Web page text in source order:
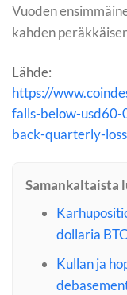
Vuoden
kahden
Lähde:
https://
falls-below-
back-quarterly-loss
Samankaltaista
dollaria
Kullan ja